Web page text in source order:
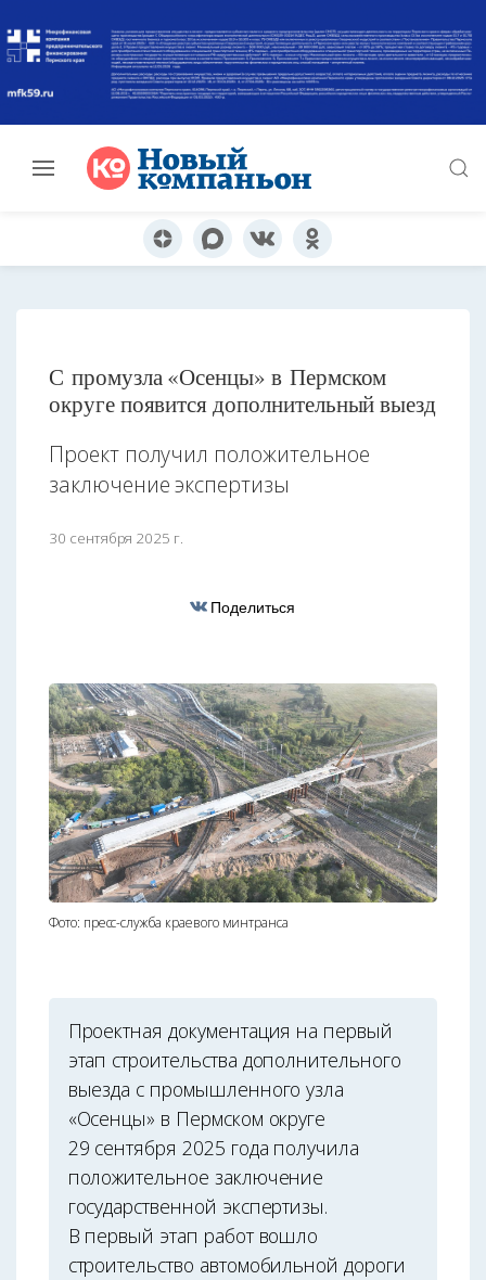
С промузла «Осенцы» в Пермском
округе появится дополнительный выезд
Проект получил положительное
заключение экспертизы
30 сентября 2025 г.
Поделиться
Фото: пресс-служба краевого минтранса
Проектная документация на первый
этап строительства дополнительного
выезда с промышленного узла
«Осенцы» в Пермском округе
29 сентября 2025 года получила
положительное заключение
государственной экспертизы.
В первый этап работ вошло
строительство автомобильной дороги